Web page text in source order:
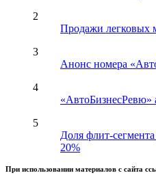
2
Продажи легковых
3
Анонс номера
4
«АвтоБизнесРевю»
5
Доля флит-
20%
При использовании материалов с сайта